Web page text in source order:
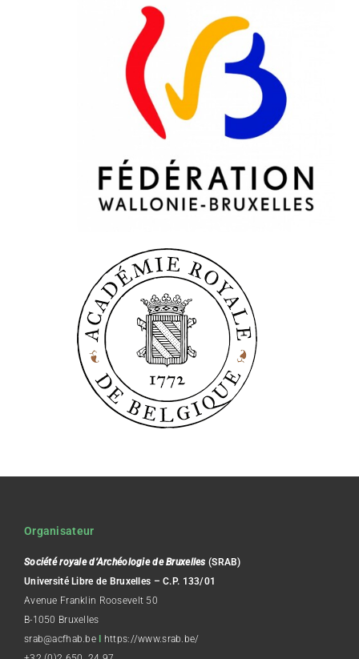
Organisateur
Société royale d’Archéologie de Bruxelles (SRAB)
Université Libre de Bruxelles – C.P. 133/01
Avenue Franklin Roosevelt 50
B-1050 Bruxelles
srab@acfhab.be
https://www.srab.be/